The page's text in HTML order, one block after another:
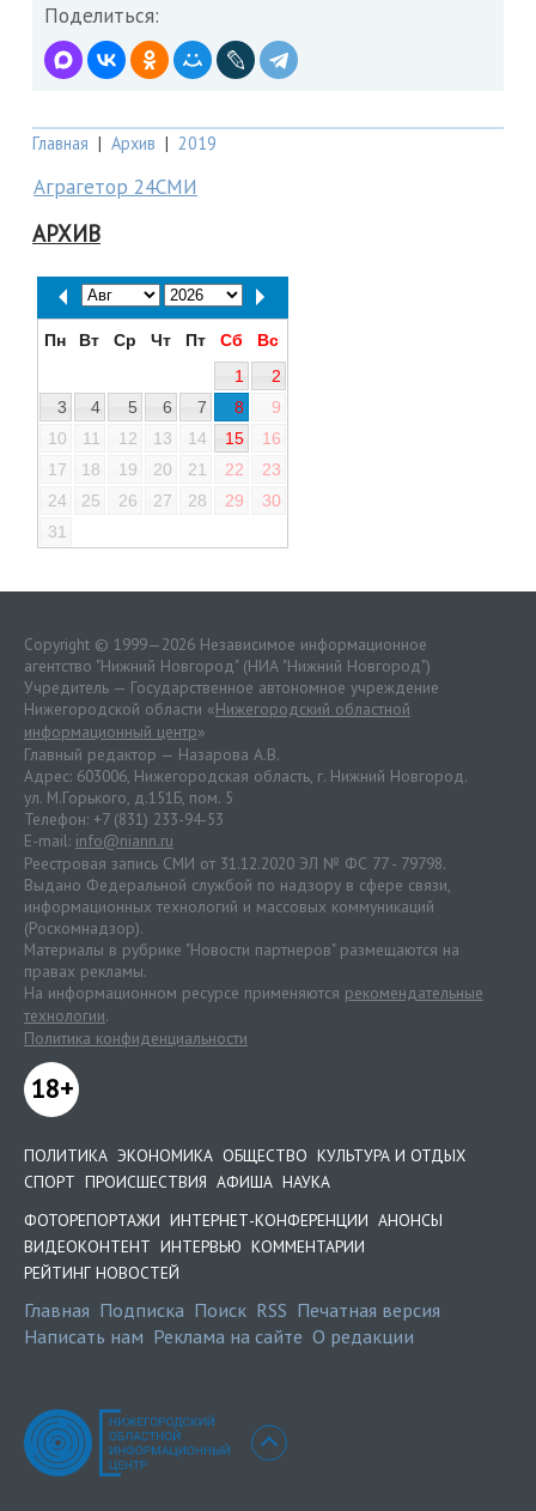
Поделиться:
Главная | Архив | 2019
Аграгетор 24СМИ
АРХИВ
Пн Вт Ср Чт Пт Сб
Вс
1
2
3
4 5 6 7 8
9
10
11 12 13 14 15
16
17
18 19 20 21 22
23
24
25 26 27 28 29
30
31
Copyright © 1999—2026 Независимое информационное
агентство "Нижний Новгород" (НИА "Нижний Новгород")
Учредитель — Государственное автономное учреждение
Нижегородской области «Нижегородский областной
информационный центр»
Главный редактор — Назарова А.В.
Адрес: 603006, Нижегородская область, г. Нижний Новгород.
ул. М.Горького, д.151Б, пом. 5
Телефон: +7 (831) 233-94-53
E-mail: info@niann.ru
Реестровая запись СМИ от 31.12.2020 ЭЛ № ФС 77 - 79798.
Выдано Федеральной службой по надзору в сфере связи,
информационных технологий и массовых коммуникаций
(Роскомнадзор).
Материалы в рубрике "Новости партнеров" размещаются на
правах рекламы.
На информационном ресурсе применяются рекомендательные
технологии.
Политика конфиденциальности
18+
ПОЛИТИКА ЭКОНОМИКА ОБЩЕСТВО КУЛЬТУРА И ОТДЫХ
СПОРТ ПРОИСШЕСТВИЯ АФИША НАУКА
ФОТОРЕПОРТАЖИ ИНТЕРНЕТ-КОНФЕРЕНЦИИ АНОНСЫ
ВИДЕОКОНТЕНТ ИНТЕРВЬЮ КОММЕНТАРИИ
РЕЙТИНГ НОВОСТЕЙ
Главная Подписка Поиск RSS Печатная версия
Написать нам Реклама на сайте О редакции